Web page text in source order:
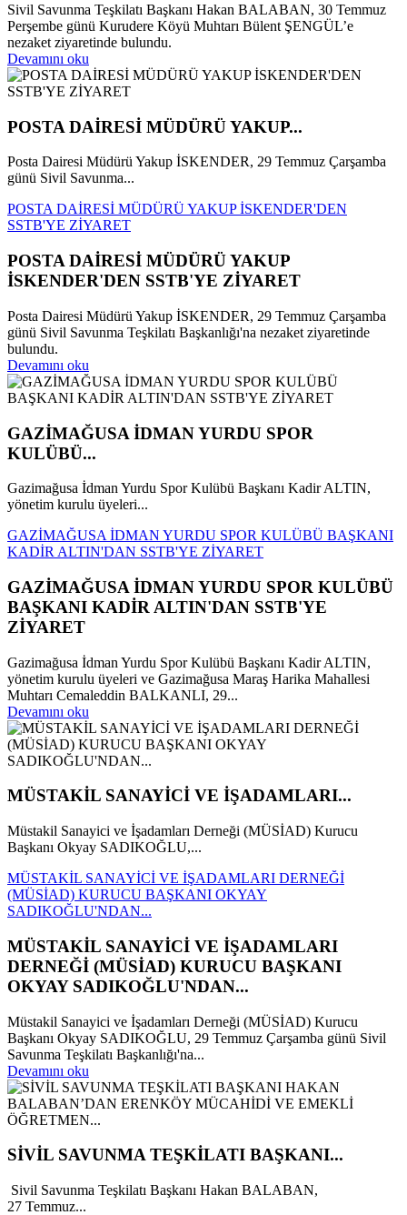
Sivil Savunma Teşkilatı Başkanı Hakan BALABAN, 30 Temmuz
Perşembe günü Kurudere Köyü Muhtarı Bülent ŞENGÜL’e
nezaket ziyaretinde bulundu.
Devamını oku
POSTA DAİRESİ MÜDÜRÜ YAKUP...
Posta Dairesi Müdürü Yakup İSKENDER, 29 Temmuz Çarşamba
günü Sivil Savunma...
POSTA DAİRESİ MÜDÜRÜ YAKUP İSKENDER'DEN
SSTB'YE ZİYARET
POSTA DAİRESİ MÜDÜRÜ YAKUP
İSKENDER'DEN SSTB'YE ZİYARET
Posta Dairesi Müdürü Yakup İSKENDER, 29 Temmuz Çarşamba
günü Sivil Savunma Teşkilatı Başkanlığı'na nezaket ziyaretinde
bulundu.
Devamını oku
GAZİMAĞUSA İDMAN YURDU SPOR
KULÜBÜ...
Gazimağusa İdman Yurdu Spor Kulübü Başkanı Kadir ALTIN,
yönetim kurulu üyeleri...
GAZİMAĞUSA İDMAN YURDU SPOR KULÜBÜ BAŞKANI
KADİR ALTIN'DAN SSTB'YE ZİYARET
GAZİMAĞUSA İDMAN YURDU SPOR KULÜBÜ
BAŞKANI KADİR ALTIN'DAN SSTB'YE
ZİYARET
Gazimağusa İdman Yurdu Spor Kulübü Başkanı Kadir ALTIN,
yönetim kurulu üyeleri ve Gazimağusa Maraş Harika Mahallesi
Muhtarı Cemaleddin BALKANLI, 29...
Devamını oku
MÜSTAKİL SANAYİCİ VE İŞADAMLARI...
Müstakil Sanayici ve İşadamları Derneği (MÜSİAD) Kurucu
Başkanı Okyay SADIKOĞLU,...
MÜSTAKİL SANAYİCİ VE İŞADAMLARI DERNEĞİ
(MÜSİAD) KURUCU BAŞKANI OKYAY
SADIKOĞLU'NDAN...
MÜSTAKİL SANAYİCİ VE İŞADAMLARI
DERNEĞİ (MÜSİAD) KURUCU BAŞKANI
OKYAY SADIKOĞLU'NDAN...
Müstakil Sanayici ve İşadamları Derneği (MÜSİAD) Kurucu
Başkanı Okyay SADIKOĞLU, 29 Temmuz Çarşamba günü Sivil
Savunma Teşkilatı Başkanlığı'na...
Devamını oku
SİVİL SAVUNMA TEŞKİLATI BAŞKANI...
Sivil Savunma Teşkilatı Başkanı Hakan BALABAN,
27 Temmuz...